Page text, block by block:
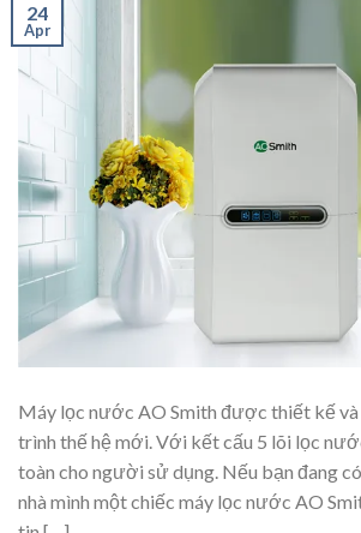
24
Apr
Máy lọc nước AO Smith được thiết kế và
trình thế hệ mới. Với kết cấu 5 lõi lọc
toàn cho người sử dụng. Nếu bạn đang
nhà mình một chiếc máy lọc nước AO